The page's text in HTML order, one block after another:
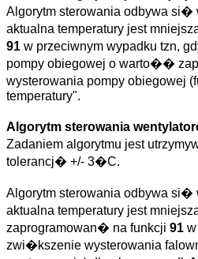
Algorytm sterowania odbywa
aktualna temperatury jest
91 w przeciwnym wypadku tzn,
pompy obiegowej o warto��
wysterowania pompy obiegowej
temperatury".
Algorytm sterowania
Zadaniem algorytmu jest
tolerancj� +/- 3�C.
Algorytm sterowania odbywa
aktualna temperatury jest
zaprogramowan� na funkcji 91
zwi�kszenie wysterowania